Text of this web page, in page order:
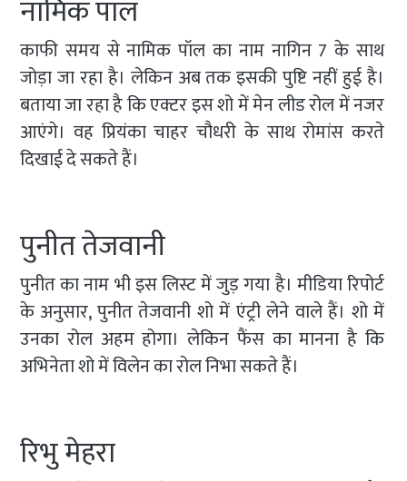
नामिक पॉल
काफी समय से नामिक पॉल का नाम नागिन 7 के साथ
जोड़ा जा रहा है। लेकिन अब तक इसकी पुष्टि नहीं हुई है।
बताया जा रहा है कि एक्टर इस शो में मेन लीड रोल में नजर
आएंगे। वह प्रियंका चाहर चौधरी के साथ रोमांस करते
दिखाई दे सकते हैं।
पुनीत तेजवानी
पुनीत का नाम भी इस लिस्ट में जुड़ गया है। मीडिया रिपोर्ट
के अनुसार, पुनीत तेजवानी शो में एंट्री लेने वाले हैं। शो में
उनका रोल अहम होगा। लेकिन फैंस का मानना है कि
अभिनेता शो में विलेन का रोल निभा सकते हैं।
रिभु मेहरा